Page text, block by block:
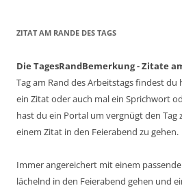
ZITAT AM RANDE DES TAGS
Die TagesRandBemerkung - Zitate
Tag am Rand des Arbeitstags findest du
ein Zitat oder auch mal ein Sprichwort
hast du ein Portal um vergnügt den
einem Zitat in den Feierabend zu gehen.
Immer angereichert mit einem
lächelnd in den Feierabend gehen und